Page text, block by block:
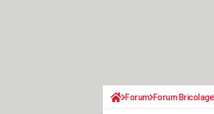
Forum Forum Bricolage